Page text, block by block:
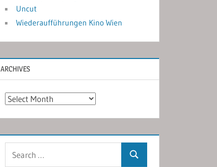
Uncut
Wiederaufführungen Kino Wien
ARCHIVES
Archives
Search